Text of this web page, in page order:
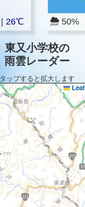
26℃
東又小学校の
雨雲レーダー
タップすると拡大します